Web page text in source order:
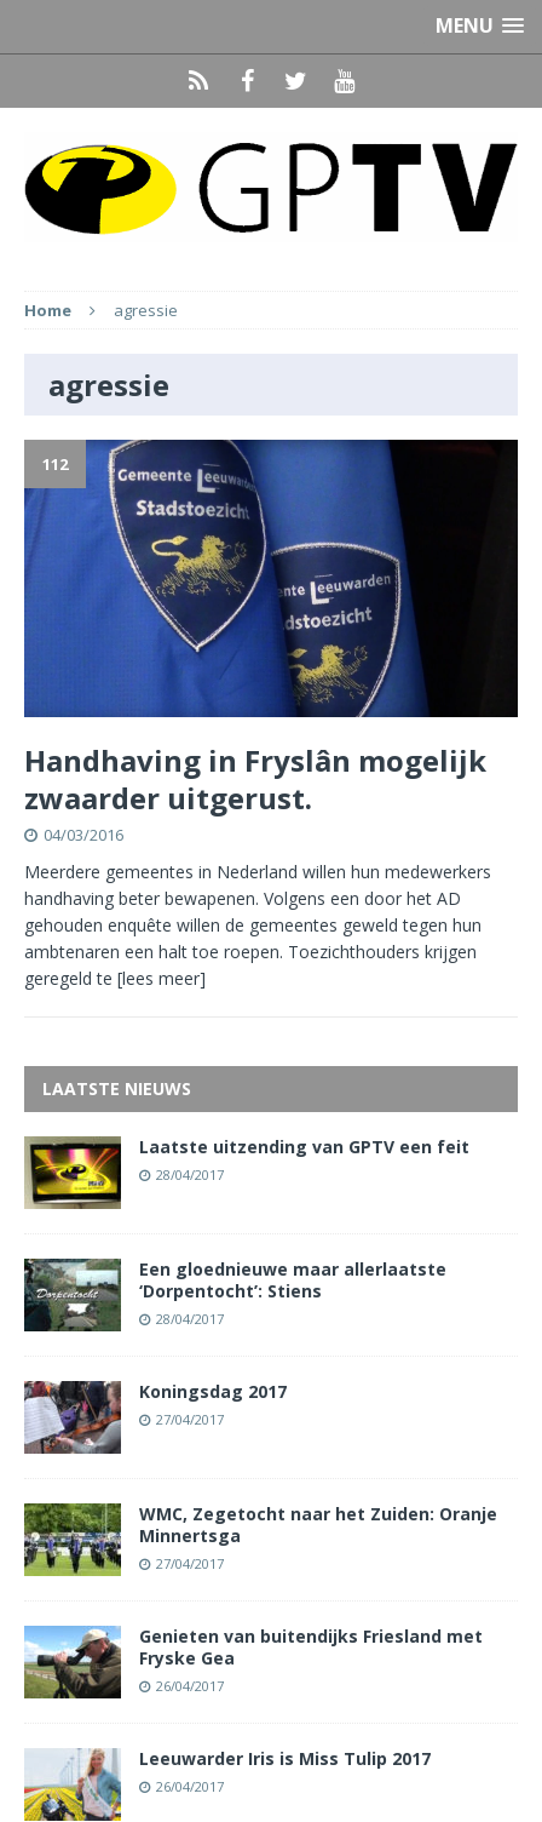
MENU
Home agressie
agressie
112
Handhaving in Fryslân mogelijk
zwaarder uitgerust.
04/03/2016
Meerdere gemeentes in Nederland willen hun medewerkers
handhaving beter bewapenen. Volgens een door het AD
gehouden enquête willen de gemeentes geweld tegen hun
ambtenaren een halt toe roepen. Toezichthouders krijgen
geregeld te [lees meer]
LAATSTE NIEUWS
Laatste uitzending van GPTV een feit
28/04/2017
Een gloednieuwe maar allerlaatste
‘Dorpentocht’: Stiens
28/04/2017
Koningsdag 2017
27/04/2017
WMC, Zegetocht naar het Zuiden: Oranje
Minnertsga
27/04/2017
Genieten van buitendijks Friesland met
Fryske Gea
26/04/2017
Leeuwarder Iris is Miss Tulip 2017
26/04/2017